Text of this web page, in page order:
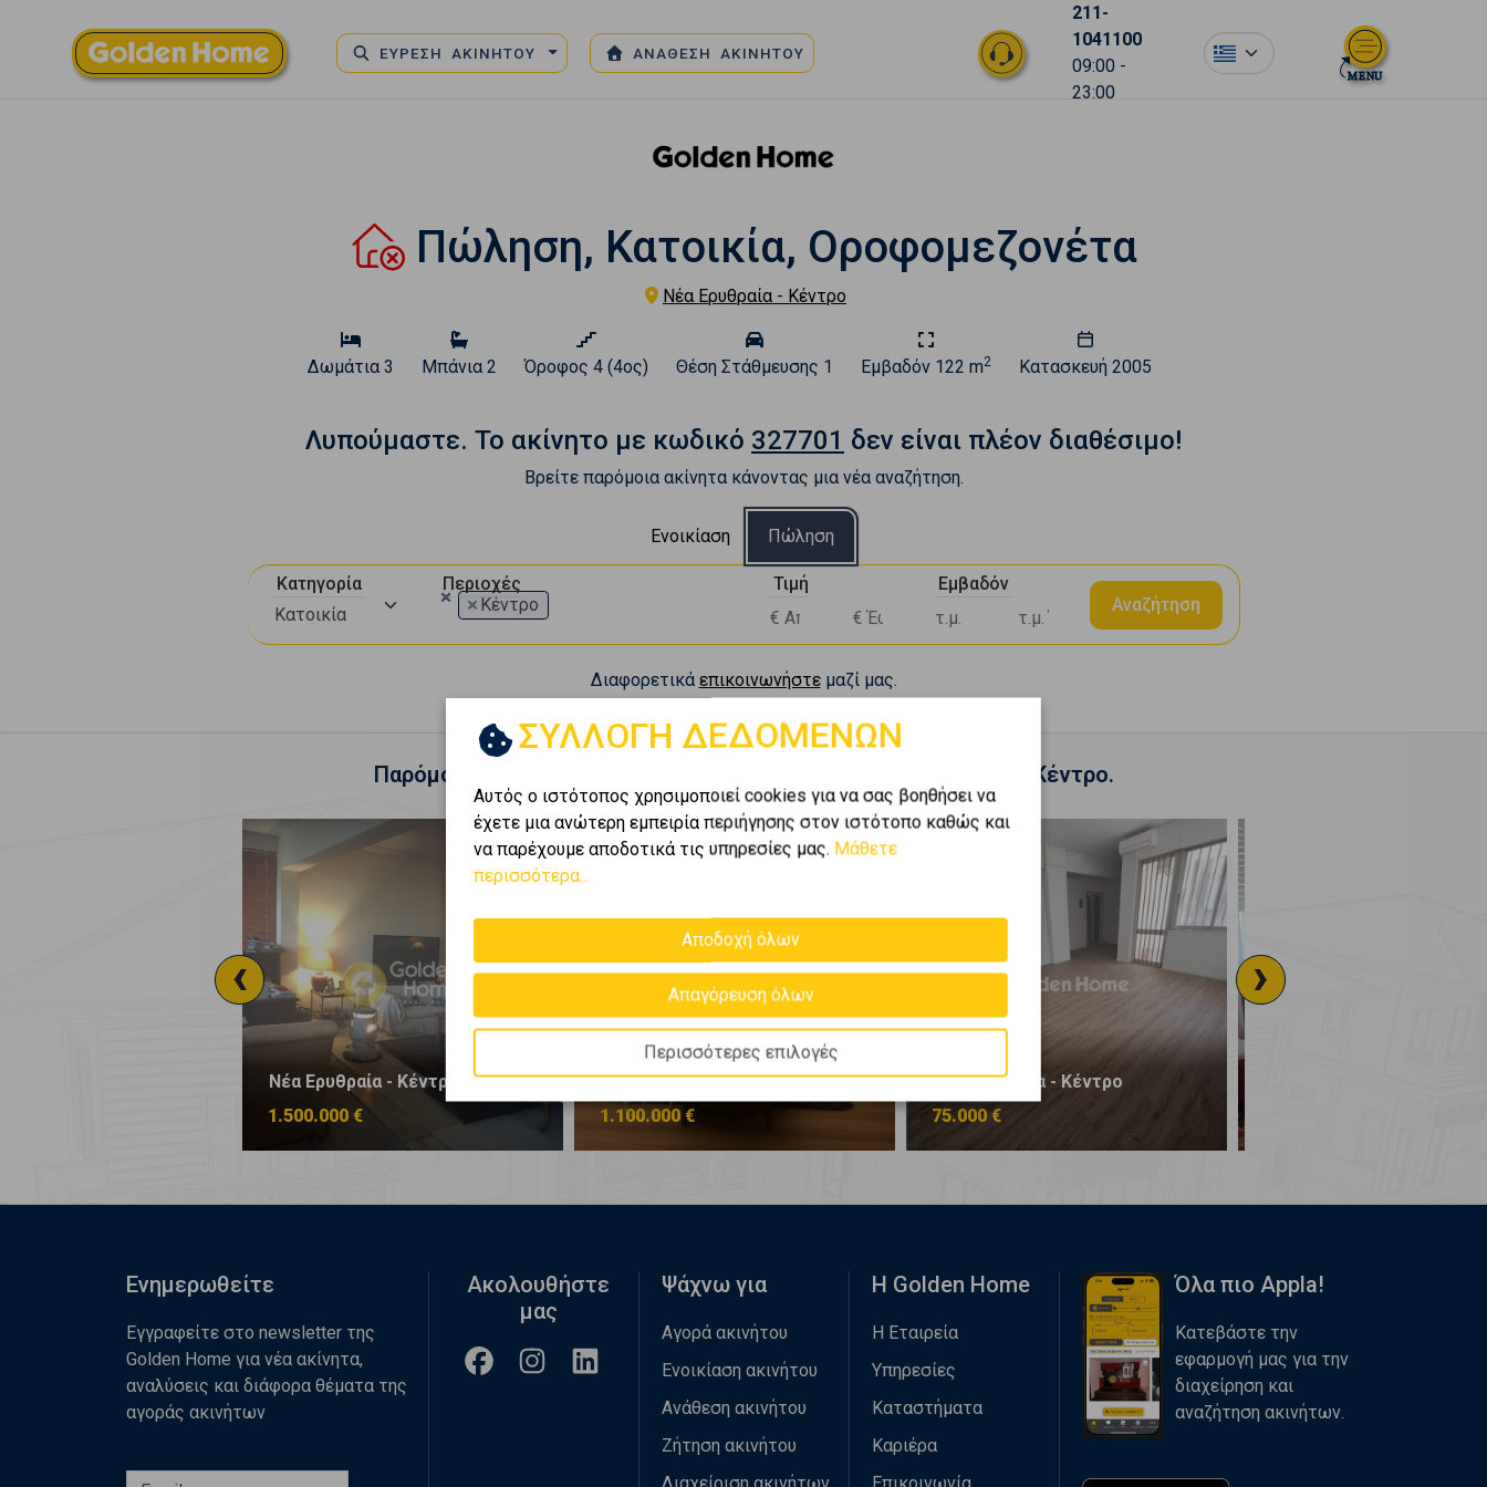
ΕΥΡΕΣΗ ΑΚΙΝΗΤΟΥ ΑΝΑΘΕΣΗ ΑΚΙΝΗΤΟΥ
211-
1041100
09:00 -
23:00
el
Πώληση, Κατοικία, Οροφομεζονέτα
Νέα Ερυθραία - Κέντρο
Δωμάτια 3 Μπάνια 2 Όροφος 4 (4ος) Θέση Στάθμευσης 1 Εμβαδόν 122 m2 Κατασκευή 2005
Λυπούμαστε. To ακίνητο με κωδικό 327701 δεν είναι πλέον διαθέσιμο!
Βρείτε παρόμοια ακίνητα κάνοντας μια νέα αναζήτηση.
Ενοικίαση Πώληση
Κατηγορία
Κατοικία
× × Κέντρο
Περιοχές Τιμή
Εμβαδόν
Αναζήτηση
Διαφορετικά επικοινωνήστεμαζί μας.
Παρόμοια ακίνητα διαθέσιμα αυτήν τη στιγμή σε Νέα Ερυθραία - Κέντρο.
Νέα Ερυθραία - Κέντρο
1.500.000 €
Νέα Ερυθραία - Κέντρο
1.100.000 €
Νέα Ερυθραία - Κέντρο
75.000 €
‹ ›
ΣΥΛΛΟΓΗ ΔΕΔΟΜΕΝΩΝ
Αυτός ο ιστότοπος χρησιμοποιεί cookies για να σας βοηθήσει να
έχετε μια ανώτερη εμπειρία περιήγησης στον ιστότοπο καθώς και
να παρέχουμε αποδοτικά τις υπηρεσίες μας. Μάθετε
περισσότερα...
Αποδοχή όλων
Απαγόρευση όλων
Περισσότερες επιλογές
Ενημερωθείτε
Εγγραφείτε στο newsletter της
Golden Home για νέα ακίνητα,
αναλύσεις και διάφορα θέματα της
αγοράς ακινήτων
Ακολουθήστε
μας
Ψάχνω για
Αγορά ακινήτου
Ενοικίαση ακινήτου
Ανάθεση ακινήτου
Ζήτηση ακινήτου
Η Golden Home
Η Εταιρεία
Υπηρεσίες
Καταστήματα
Καριέρα
Όλα πιο Appla!
Κατεβάστε την
εφαρμογή μας για την
διαχείρηση και
αναζήτηση ακινήτων.